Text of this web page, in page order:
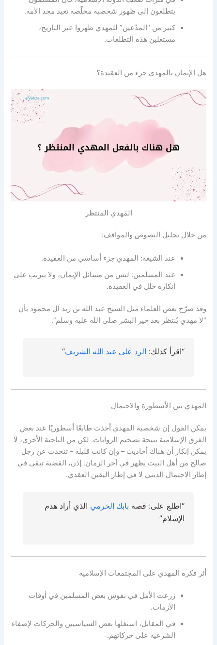
يتطلعون إلى ظهور شخصية مخلّصة تعيد مجد الأمة.
كثير من “المدّعين” للمهدي ظهروا عبر التاريخ،
مستغلين هذه التطلعات.
هل الإيمان بالمهدي جزء من العقيدة؟
المَهدي المنتظر
من خلال تحليل النصوص والمواقف:
عند الشيعة: المهدي جزء أساسي من العقيدة.
عند المسلمين: ليس من مسائل الإيمان، ولا يترتب على
إنكاره خلل في العقيدة.
وقد صرّح بعض العلماء مثل الشيخ عبد الله بن زيد آل محمود بأن
“لا مهدي يُنتظر بعد خير البشر صلى الله عليه وسلم”.
“اقرأ كذلك: الرد على عبد الله الشريف“
المهدي بين الأسطورة والاحتمال
يمكن القول إن شخصية المهدي أخذت طابعًا أسطوريًا عند بعض
الفرق الإسلامية نتيجة تضخيم الروايات. لكن من الناحية الأخرى، لا
يمكن إنكار أن هناك أحاديث – وإن كانت قليلة – تتحدث عن رجل
صالح من أهل البيت يظهر في آخر الزمان. إذن، القضية تبقى في
إطار الاحتمال الديني لا في إطار اليقين العقدي.
“اطلع على: قصة بابك الخرمي الذي أراد هدم
الإسلام”
أثر فكرة المهدي على المجتمعات الإسلامية
زرعت الأمل في نفوس بعض المسلمين في أوقات
الأزمات.
في المقابل، استغلها بعض السياسيين والحركات لإضفاء
الشرعية على حركاتهم.